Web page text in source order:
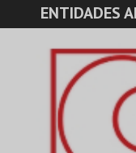
EVENTOS
CARTÕES
PRODUTOS
ENTIDADES